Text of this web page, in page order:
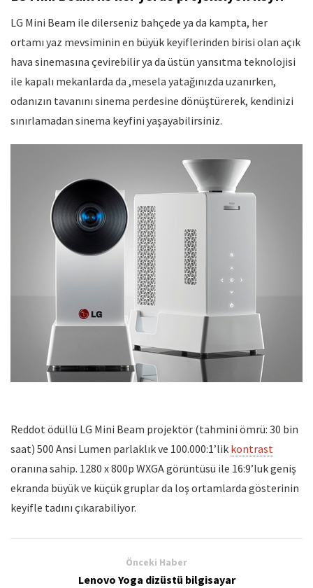
LG Mini Beam ile dilerseniz bahçede ya da kampta, her
ortamı yaz mevsiminin en büyük keyiflerinden birisi olan açık
hava sinemasına çevirebilir ya da üstün yansıtma teknolojisi
ile kapalı mekanlarda da ,mesela yatağınızda uzanırken,
odanızın tavanını sinema perdesine dönüştürerek, kendinizi
sınırlamadan sinema keyfini yaşayabilirsiniz.
Reddot ödüllü LG Mini Beam projektör (tahmini ömrü: 30 bin
saat) 500 Ansi Lumen parlaklık ve 100.000:1’lik kontrast
oranına sahip. 1280 x 800p WXGA görüntüsü ile 16:9’luk geniş
ekranda büyük ve küçük gruplar da loş ortamlarda gösterinin
keyifle tadını çıkarabiliyor.
Önceki Haber
Lenovo Yoga dizüstü bilgisayar